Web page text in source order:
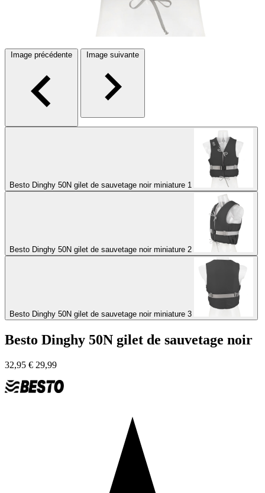
Image précédente Image suivante
Besto Dinghy 50N gilet de sauvetage noir miniature 1
Besto Dinghy 50N gilet de sauvetage noir miniature 2
Besto Dinghy 50N gilet de sauvetage noir miniature 3
Besto Dinghy 50N gilet de sauvetage noir
32,95 € 29,99